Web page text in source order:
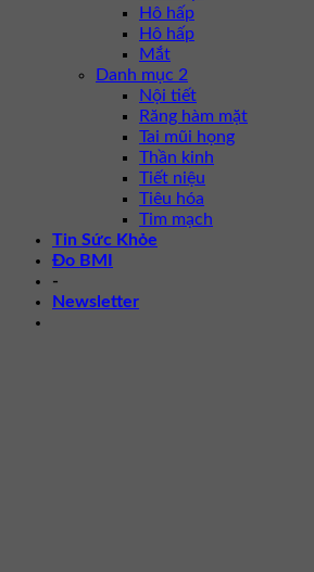
Hô hấp
Hô hấp
Mắt
Danh mục 2
Nội tiết
Răng hàm mặt
Tai mũi họng
Thần kinh
Tiết niệu
Tiêu hóa
Tim mạch
Tin Sức Khỏe
Đo BMI
-
Newsletter